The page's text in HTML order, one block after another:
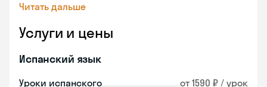
Читать дальше
Услуги и цены
Испанский язык
Уроки испанского от 1590 ₽ / урок